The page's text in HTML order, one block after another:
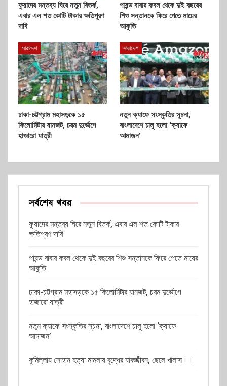
ফুয়াদের মন্তব্য ঘিরে নতুন বিতর্ক,
এবার এল শত কোটি টাকার ক্ষতিপূরণ
দাবি
পাষন্ড বাবার কবল থেকে দুই বছরের
শিশু সন্তানকে ফিরে পেতে মায়ের
আকুতি
সারাদেশ
ঢাকা-চট্টগ্রাম মহাসড়কে ১৫
কিলোমিটার যানজট, চরম দুর্ভোগে
হাজারো যাত্রী
সারাদেশ
নতুন ক্যাফে সংস্কৃতির সূচনা,
বাংলাদেশে চালু হলো ‘ক্যাফে
আমাজন’
সর্বশেষ খবর
ফুয়াদের মন্তব্য ঘিরে নতুন বিতর্ক, এবার এল শত কোটি টাকার
ক্ষতিপূরণ দাবি
পাষন্ড বাবার কবল থেকে দুই বছরের শিশু সন্তানকে ফিরে পেতে মায়ের
আকুতি
ঢাকা-চট্টগ্রাম মহাসড়কে ১৫ কিলোমিটার যানজট, চরম দুর্ভোগে
হাজারো যাত্রী
নতুন ক্যাফে সংস্কৃতির সূচনা, বাংলাদেশে চালু হলো ‘ক্যাফে
আমাজন’
কুমিল্লায় সোহান হত্যা মামলায় বৃদ্ধের যাবজ্জীবন, ছেলে খালাস।।